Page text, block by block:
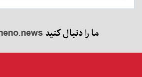
ما را دنبال کنید